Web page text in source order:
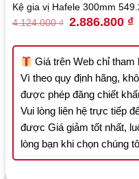
Kệ gia vị Hafele 300mm
4.124.000₫ Original
price
4.124.000 ₫.
2.886.800 ₫
Giá trên Web chỉ tham
Vì theo quy định hãng,
được phép đăng chiết
Vui lòng liên hệ trực tiếp
được Giá giảm tốt nhất,
lòng bạn khi chọn chúng